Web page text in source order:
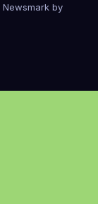
Newsmarkby